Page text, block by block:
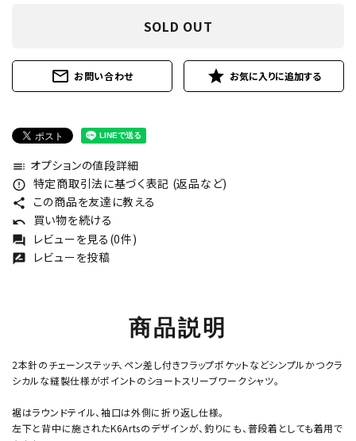
SOLD OUT
mail_outline お問い合わせ star
toc オプションの値段詳細
error_outline 特定商取引法に基づく表記 (返品など)
share この商品を友達に教える
undo 買い物を続ける
forum レビューを見る(0件)
rate_review レビューを投稿
商品説明
2本針のチェーンステッチ、ペン差し付きフラップポケットなどシンプルかつクラ
シカルな縫製仕様がポイントのショートスリーブワークシャツ。
裾はラウンドテイル、袖口は外側に折り返し仕様。
左下と背中に施されたK6Artsのデザインが、釣りにも、普段着としても着用で